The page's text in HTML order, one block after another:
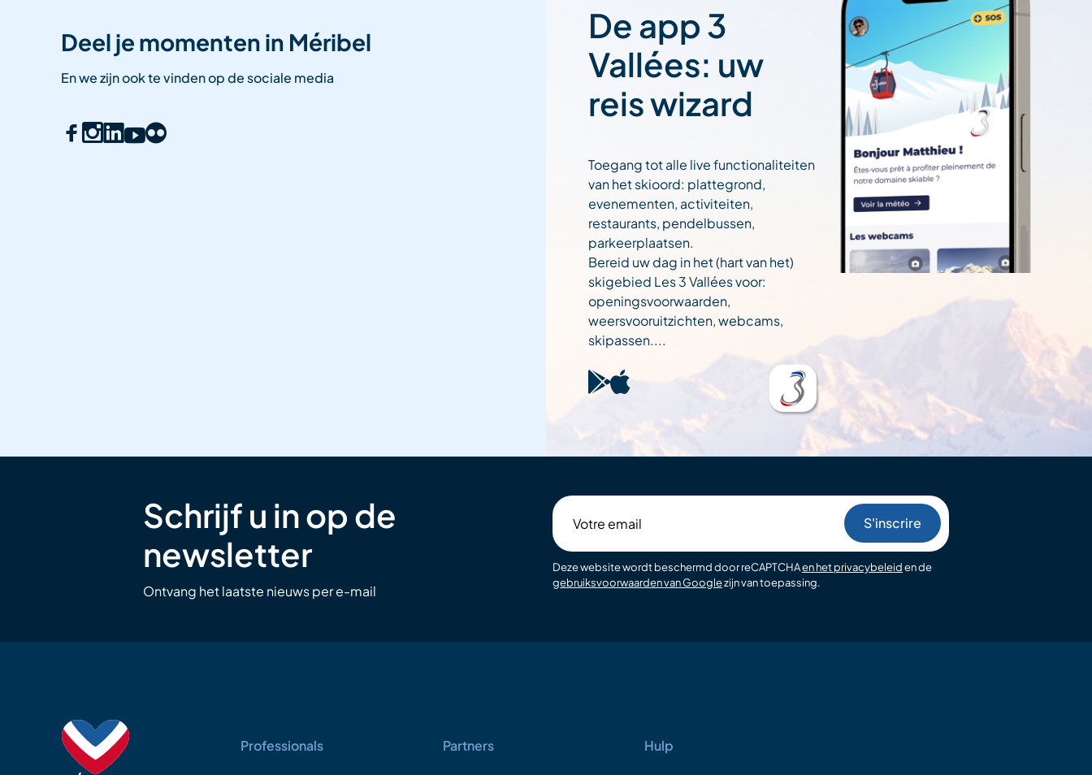
Deel je momenten in Méribel
En we zijn ook te vinden op de sociale media
De app 3
Vallées: uw
reis wizard
Toegang tot alle live functionaliteiten
van het skioord: plattegrond,
evenementen, activiteiten,
restaurants, pendelbussen,
parkeerplaatsen.
Bereid uw dag in het (hart van het)
skigebied Les 3 Vallées voor:
openingsvoorwaarden,
weersvooruitzichten, webcams,
skipassen....
Schrijf u in op de
newsletter
Ontvang het laatste nieuws per e-mail
email
Deze website wordt beschermd door reCAPTCHAen het privacybeleiden de
gebruiksvoorwaarden van Googlezijn van toepassing.
Professionals Partners Hulp